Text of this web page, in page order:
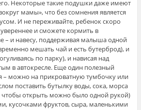
Некоторые такие подушки даже имеют
мамы», что без сомнения является
И не переживайте, ребенок скоро
увереннее и сможете кормить в
– и навесу, поддерживая малыша одной
мешать чай и есть бутерброд), и
по парку), и нависая над
в автокресле. Еще один полезный
– можно на прикроватную тумбочку или
поставить бутылку воды, сока, морса
чтобы открыть можно было одной рукой)
кусочками фруктов, сыра, маленькими